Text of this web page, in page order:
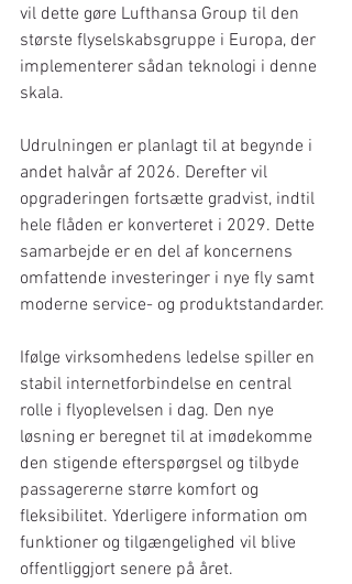
vil dette gøre Lufthansa Group til den
største flyselskabsgruppe i Europa, der
implementerer sådan teknologi i denne
skala.
Udrulningen er planlagt til at begynde i
andet halvår af 2026. Derefter vil
opgraderingen fortsætte gradvist, indtil
hele flåden er konverteret i 2029. Dette
samarbejde er en del af koncernens
omfattende investeringer i nye fly samt
moderne service- og produktstandarder.
Ifølge virksomhedens ledelse spiller en
stabil internetforbindelse en central
rolle i flyoplevelsen i dag. Den nye
løsning er beregnet til at imødekomme
den stigende efterspørgsel og tilbyde
passagererne større komfort og
fleksibilitet. Yderligere information om
funktioner og tilgængelighed vil blive
offentliggjort senere på året.